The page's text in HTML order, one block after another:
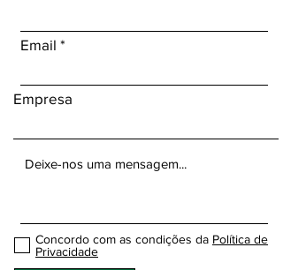
Email
Empresa
Concordo com as condições da Política de
Privacidade